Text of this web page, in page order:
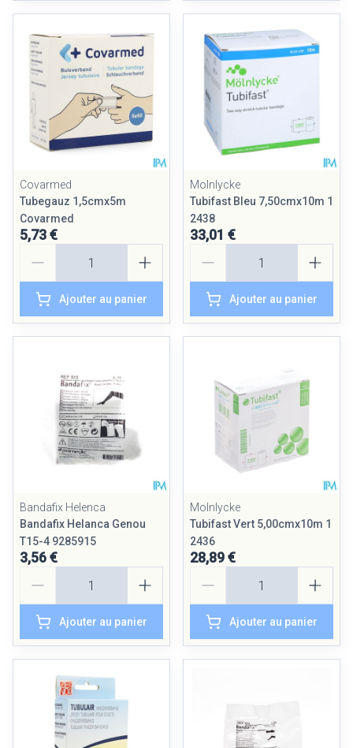
Covarmed
Tubegauz 1,5cmx5m
Covarmed
5,73 €
Ajouter au panier
Molnlycke
Tubifast Bleu 7,50cmx10m 1
2438
33,01 €
Ajouter au panier
Bandafix Helenca
Bandafix Helanca Genou
T15-4 9285915
3,56 €
Ajouter au panier
Molnlycke
Tubifast Vert 5,00cmx10m 1
2436
28,89 €
Ajouter au panier